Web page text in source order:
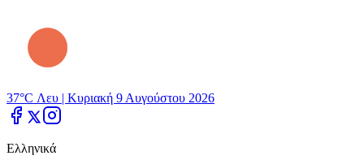
37°C Λευ | Κυριακή 9 Αυγούστου 2026
Ελληνικά